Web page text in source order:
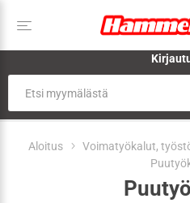
Aloitus Voimatyökalut,